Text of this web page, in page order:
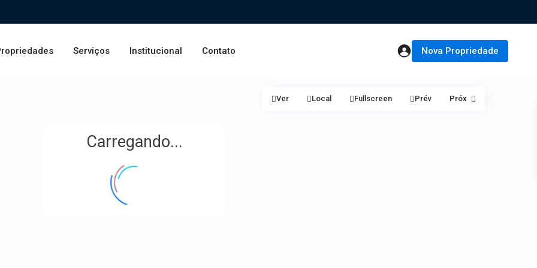
Serviços Institucional Contato Nova Propriedade
Carregando...
Ver Local Fullscreen Prév Próx